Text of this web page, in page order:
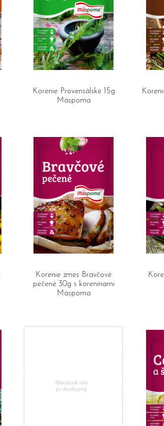
Korenie Provensálske 15g
Mäspoma
Korenie zmes Bravčové
pečené 30g s koreninami
Mäspoma